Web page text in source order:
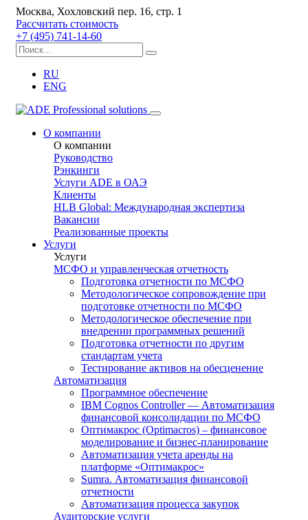
Москва, Хохловский пер. 16, стр. 1
Рассчитать стоимость
+7 (495) 741-14-60
RU
ENG
О компании
О компании
Руководство
Рэнкинги
Услуги ADE в ОАЭ
Клиенты
HLB Global: Международная экспертиза
Вакансии
Реализованные проекты
Услуги
Услуги
МСФО и управленческая отчетность
Подготовка отчетности по МСФО
Методологическое сопровождение при
подготовке отчетности по МСФО
Методологическое обеспечение при
внедрении программных решений
Подготовка отчетности по другим
стандартам учета
Тестирование активов на обесценение
Автоматизация
Программное обеспечение
IBM Cognos Controller — Автоматизация
финансовой консолидации по МСФО
Оптимакрос (Optimacros) – финансовое
моделирование и бизнес-планирование
Автоматизация учета аренды на
платформе «Оптимакрос»
Sumra. Автоматизация финансовой
отчетности
Автоматизация процесса закупок
Аудиторские услуги